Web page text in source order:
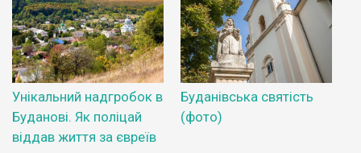
Унікальний надгробок в
Буданові. Як поліцай
віддав життя за євреїв
Буданівська святість
(фото)